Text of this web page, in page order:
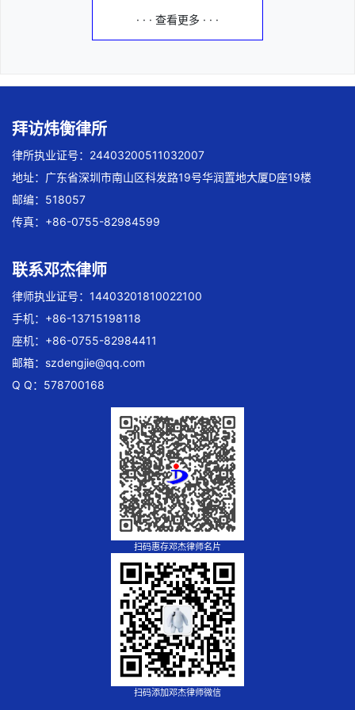
· · · 查看更多 · · ·
拜访炜衡律所
律所执业证号：24403200511032007
地址：广东省深圳市南山区科发路19号华润置地大厦D座19楼
邮编：518057
传真：+86-0755-82984599
联系邓杰律师
律师执业证号：14403201810022100
手机：+86-13715198118
座机：+86-0755-82984411
邮箱： szdengjie@qq.com
Q Q：578700168
扫码惠存邓杰律师名片
扫码添加邓杰律师微信